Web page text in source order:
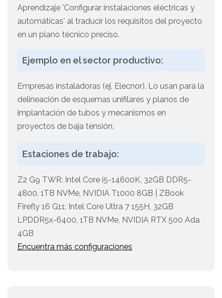
Aprendizaje 'Configurar instalaciones eléctricas y
automáticas' al traducir los requisitos del proyecto
en un plano técnico preciso.
Ejemplo en el sector productivo:
Empresas instaladoras (ej. Elecnor). Lo usan para la
delineación de esquemas unifilares y planos de
implantación de tubos y mecanismos en
proyectos de baja tensión.
Estaciones de trabajo:
Z2 G9 TWR: Intel Core i5-14600K, 32GB DDR5-
4800, 1TB NVMe, NVIDIA T1000 8GB | ZBook
Firefly 16 G11: Intel Core Ultra 7 155H, 32GB
LPDDR5x-6400, 1TB NVMe, NVIDIA RTX 500 Ada
4GB
Encuentra más configuraciones